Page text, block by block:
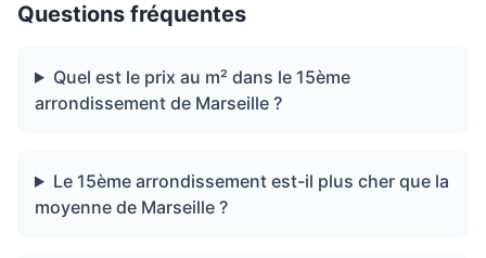
Questions fréquentes
Quel est le prix au m² dans le 15ème
arrondissement de Marseille ?
Le 15ème arrondissement est-il plus cher que la
moyenne de Marseille ?